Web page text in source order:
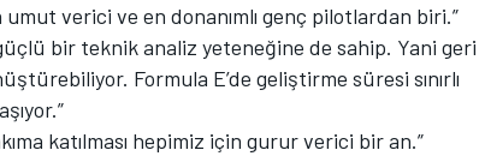
verici ve en donanımlı genç pilotlardan biri.”
bir teknik analiz yeteneğine de sahip. Yani geri
Formula E’de geliştirme süresi sınırlı
katılması hepimiz için gurur verici bir an.”